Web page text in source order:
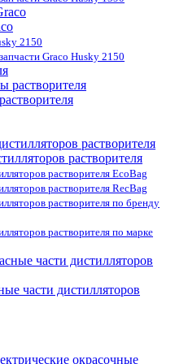
2150
Graco Husky 2150
растворителя
растворителя EcoBag
растворителя RecBag
растворителя по бренду
растворителя по марке
части дистилляторов
окрасочные